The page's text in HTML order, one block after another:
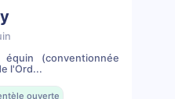
équin (conventionnée
l'Ord...
ouverte